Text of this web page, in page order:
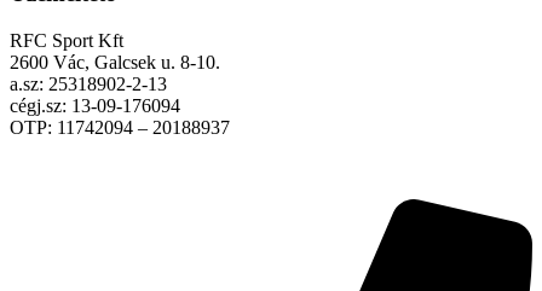
RFC Sport Kft
2600 Vác, Galcsek u. 8-10.
a.sz: 25318902-2-13
cégj.sz: 13-09-176094
OTP: 11742094 – 20188937